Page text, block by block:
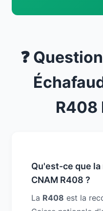
❓
R408
Qu'est-ce que
CNAM R408 ?
La R408 est la